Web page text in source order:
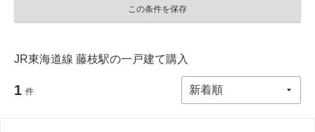
この条件を保存
JR東海道線 藤枝駅の一戸建て購入
1 件